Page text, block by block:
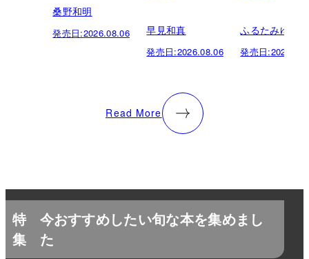
桑野和明
発売日:2026.08.06 早見和真
発売日:2026.08.06
ふるたみゆき
発売日:
Read More
特
集
今おすすめしたい旬な本を集めまし
た